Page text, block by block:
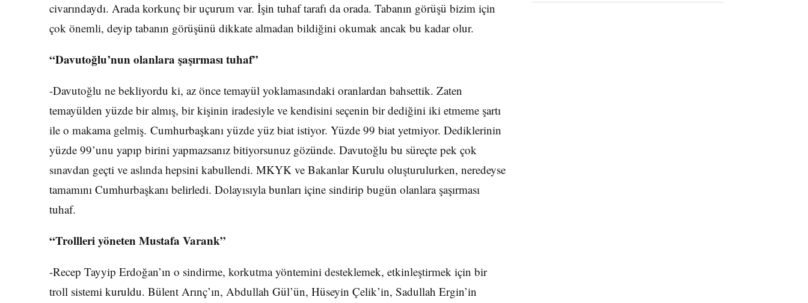
civarındaydı. Arada korkunç bir uçurum var. İşin tuhaf tarafı da orada. Tabanın görüşü bizim için
çok önemli, deyip tabanın görüşünü dikkate almadan bildiğini okumak ancak bu kadar olur.
“Davutoğlu’nun olanlara şaşırması tuhaf”
-Davutoğlu ne bekliyordu ki, az önce temayül yoklamasındaki oranlardan bahsettik. Zaten
temayülden yüzde bir almış, bir kişinin iradesiyle ve kendisini seçenin bir dediğini iki etmeme şartı
ile o makama gelmiş. Cumhurbaşkanı yüzde yüz biat istiyor. Yüzde 99 biat yetmiyor. Dediklerinin
yüzde 99’unu yapıp birini yapmazsanız bitiyorsunuz gözünde. Davutoğlu bu süreçte pek çok
sınavdan geçti ve aslında hepsini kabullendi. MKYK ve Bakanlar Kurulu oluşturulurken, neredeyse
tamamını Cumhurbaşkanı belirledi. Dolayısıyla bunları içine sindirip bugün olanlara şaşırması
tuhaf.
“Trollleri yöneten Mustafa Varank”
-Recep Tayyip Erdoğan’ın o sindirme, korkutma yöntemini desteklemek, etkinleştirmek için bir
troll sistemi kuruldu. Bülent Arınç’ın, Abdullah Gül’ün, Hüseyin Çelik’in, Sadullah Ergin’in